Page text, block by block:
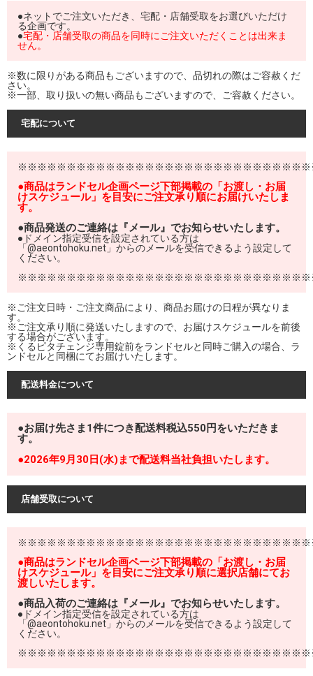
●ネットでご注文いただき、宅配・店舗受取をお選びいただけ
る企画です。
●宅配・店舗受取の商品を同時にご注文いただくことは出来ま
せん。
※数に限りがある商品もございますので、品切れの際はご容赦くだ
さい。
※一部、取り扱いの無い商品もございますので、ご容赦ください。
宅配について
●商品はランドセル企画ページ下部掲載の「お渡し・お届
けスケジュール」を目安にご注文承り順にお届けいたしま
す。
●商品発送のご連絡は『メール』でお知らせいたします。
●ドメイン指定受信を設定されている方は
「@aeontohoku.net」からのメールを受信できるよう設定して
ください。
※ご注文日時・ご注文商品により、商品お届けの日程が異なりま
す。
※ご注文承り順に発送いたしますので、お届けスケジュールを前後
する場合がございます。
※くるピタチェンジ専用錠前をランドセルと同時ご購入の場合、ラ
ンドセルと同梱にてお届けいたします。
配送料金について
●お届け先さま1件につき配送料税込550円をいただきま
す。
●2026年9月30日(水)まで配送料当社負担いたします。
店舗受取について
●商品はランドセル企画ページ下部掲載の「お渡し・お届
けスケジュール」を目安にご注文承り順に選択店舗にてお
渡しいたします。
●商品入荷のご連絡は『メール』でお知らせいたします。
●ドメイン指定受信を設定されている方は
「@aeontohoku.net」からのメールを受信できるよう設定して
ください。